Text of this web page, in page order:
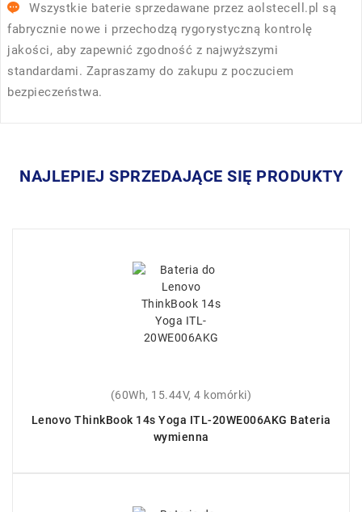
Wszystkie baterie sprzedawane przez aolstecell.pl są
fabrycznie nowe i przechodzą rygorystyczną kontrolę
jakości, aby zapewnić zgodność z najwyższymi
standardami. Zapraszamy do zakupu z poczuciem
bezpieczeństwa.
NAJLEPIEJ SPRZEDAJĄCE SIĘ PRODUKTY
(60Wh, 15.44V, 4 komórki)
Lenovo ThinkBook 14s Yoga ITL-20WE006AKG Bateria
wymienna